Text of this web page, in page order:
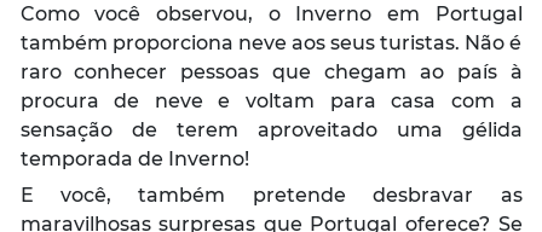
Como você observou, o Inverno em Portugal
também proporciona neve aos seus turistas. Não é
raro conhecer pessoas que chegam ao país à
procura de neve e voltam para casa com a
sensação de terem aproveitado uma gélida
temporada de Inverno!
E você, também pretende desbravar as
maravilhosas surpresas que Portugal oferece? Se